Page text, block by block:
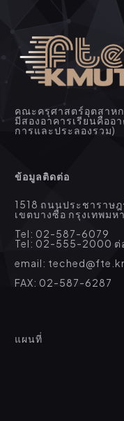
คณะครุศาสตร์อุตสาห
มีสองอาคารเรียนคืออ
การและประลองรวม)
ข้อมูลติดต่อ
1518 ถนนประชาราษฎ
เขตบางซื่อ กรุงเทพม
Tel: 02-587-6079
Tel: 02-555-2000 ต่
email:
FAX: 02-587-6287
แผนที่